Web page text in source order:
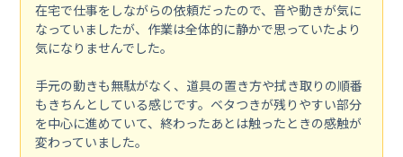
在宅で仕事をしながらの依頼だったので、音や動きが気に
なっていましたが、作業は全体的に静かで思っていたより
気になりませんでした。
手元の動きも無駄がなく、道具の置き方や拭き取りの順番
もきちんとしている感じです。ベタつきが残りやすい部分
を中心に進めていて、終わったあとは触ったときの感触が
変わっていました。